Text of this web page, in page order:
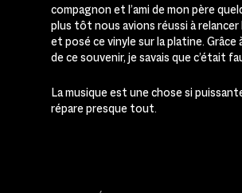
compagnon et l’ami de mon père
plus tôt nous avions réussi à relancer
et posé ce vinyle sur la platine. Grâce
de ce souvenir, je savais que c’était
La musique est une chose si
répare presque tout.